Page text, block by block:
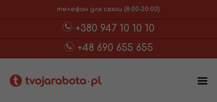
телефон для связи (8:00-20:00)
+380 947 10 10 10
+48 690 655 655